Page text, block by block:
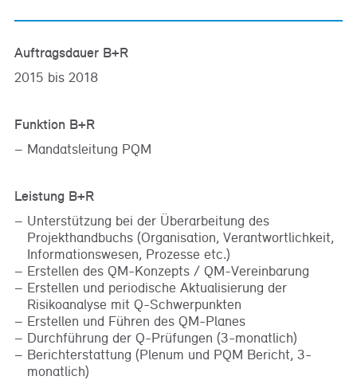
Auftragsdauer B+R
2015 bis 2018
Funktion B+R
Mandatsleitung PQM
Leistung B+R
Unterstützung bei der Überarbeitung des
Projekthandbuchs (Organisation, Verantwortlichkeit,
Informationswesen, Prozesse etc.)
Erstellen des QM-Konzepts / QM-Vereinbarung
Erstellen und periodische Aktualisierung der
Risikoanalyse mit Q-Schwerpunkten
Erstellen und Führen des QM-Planes
Durchführung der Q-Prüfungen (3-monatlich)
Berichterstattung (Plenum und PQM Bericht, 3-
monatlich)